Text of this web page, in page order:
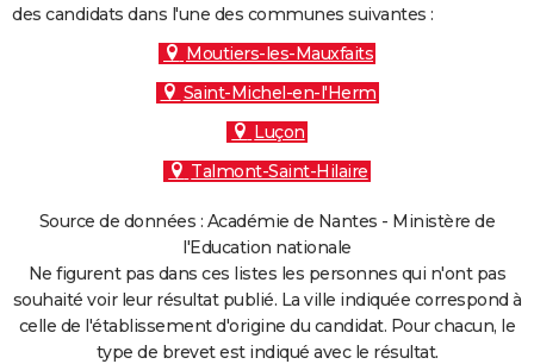
des candidats dans l'une des communes suivantes :
Moutiers-les-Mauxfaits
Saint-Michel-en-l'Herm
Luçon
Talmont-Saint-Hilaire
Source de données : Académie de Nantes - Ministère de
l'Education nationale
Ne figurent pas dans ces listes les personnes qui n'ont pas
souhaité voir leur résultat publié. La ville indiquée correspond à
celle de l'établissement d'origine du candidat. Pour chacun, le
type de brevet est indiqué avec le résultat.